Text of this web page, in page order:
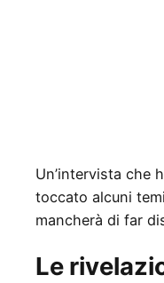
Un’intervista che
toccato alcuni
mancherà di far
Le